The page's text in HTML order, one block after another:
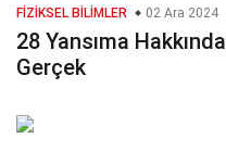
FIZIKSEL BILIMLER 02 Ara 2024
28 Yansıma Hakkında
Gerçek